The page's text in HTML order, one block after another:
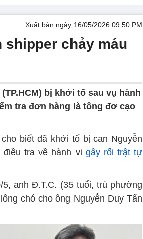
Xuất bản ngày 16/05/2026 09:50 PM
chảy máu
bị khởi tố sau vụ hành
tra đơn hàng là tông đơ cạo
biết đã khởi tố bị can Nguyễn
tra về hành vi gây rối trật tự
anh Đ.T.C. (35 tuổi, trú phường
chó cho ông Nguyễn Duy Tấn